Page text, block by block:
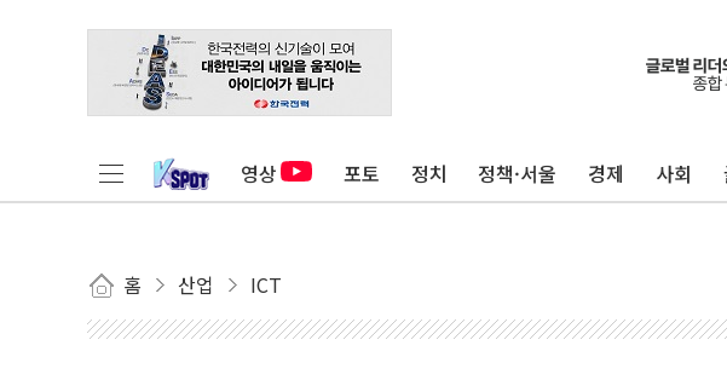
영상 포토 정치 정책·서울 경제 사회
홈 산업 ICT